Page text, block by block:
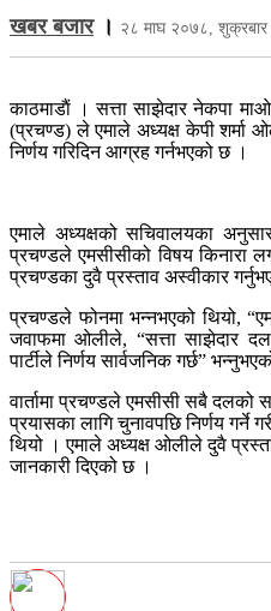
खबर बजार। २८ माघ २०७८,
काठमाडाैं । सत्ता साझेदार नेकपा
(प्रचण्ड) ले एमाले अध्यक्ष केपी शर्मा
निर्णय गरिदिन आग्रह गर्नभएको छ ।
एमाले अध्यक्षको सचिवालयका अनुसार
प्रचण्डले एमसीसीको विषय किनारा
प्रचण्डका दुवै प्रस्ताव अस्वीकार
प्रचण्डले फोनमा भन्नभएको थियो,
जवाफमा ओलीले, “सत्ता साझेदार
पार्टीले निर्णय सार्वजनिक गर्छ”
वार्तामा प्रचण्डले एमसीसी सबै दलको
प्रयासका लागि चुनावपछि निर्णय गर्ने
थियो । एमाले अध्यक्ष ओलीले दुवै
जानकारी दिएको छ ।